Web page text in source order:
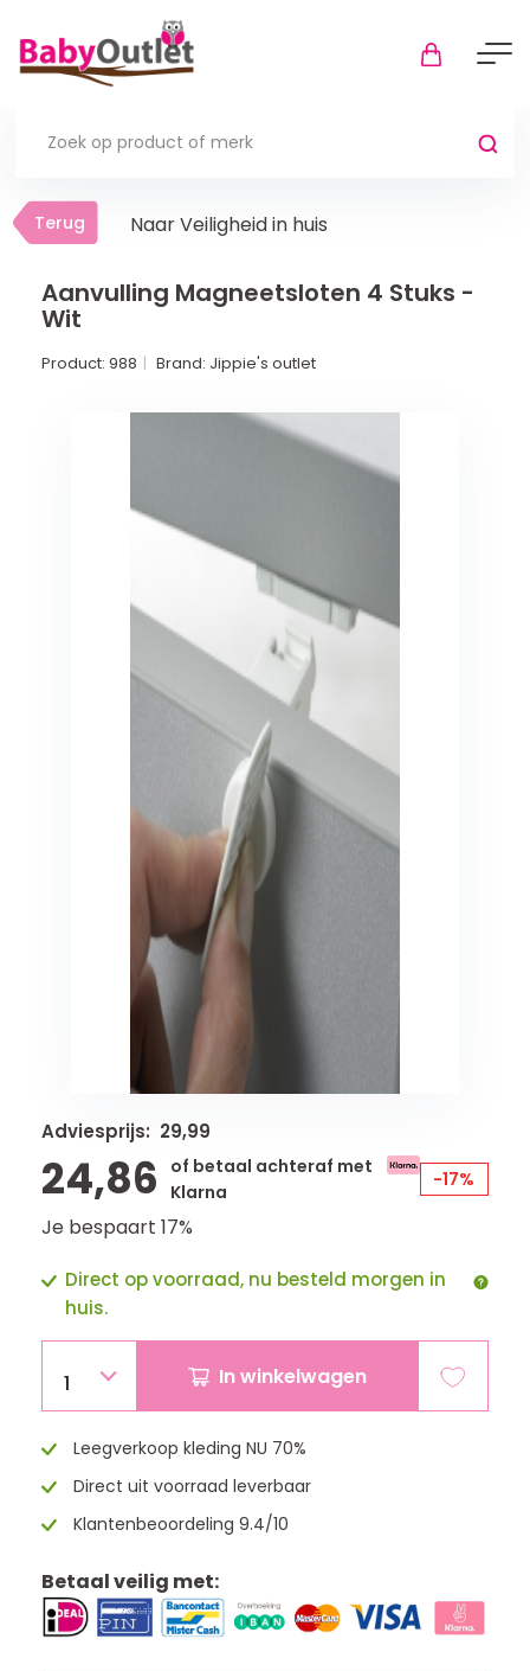
Terug
Thuis
Boxmatrassen en hoeslakens
Veiligheid in huis
Veiligheid buiten de deur
Kinderstoelen
Schommelstoelen en wipstoeltjes
Terug Naar Veiligheid in huis
Aanvulling Magneetsloten 4 Stuks -
Wit
Product: 988 Brand: Jippie's outlet
Adviesprijs: 29,99
24,86
of betaal achteraf met
Klarna
-17%
Je bespaart 17%
Direct op voorraad, nu besteld morgen in
huis.
1 In winkelwagen
Leegverkoop kleding NU 70%
Direct uit voorraad leverbaar
Klantenbeoordeling 9.4/10
Betaal veilig met: